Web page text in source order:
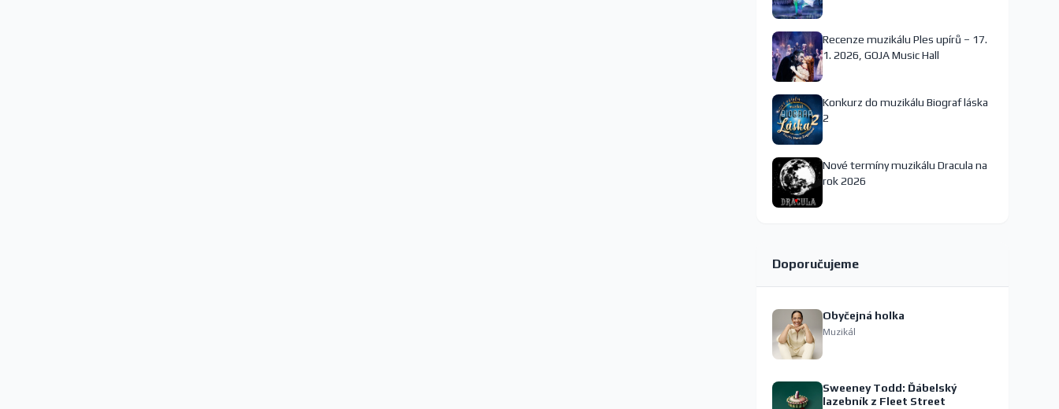
Recenze muzikálu Ples upírů – 17.
1. 2026, GOJA Music Hall
Konkurz do muzikálu Biograf láska
2
Nové termíny muzikálu Dracula na
rok 2026
Doporučujeme
Obyčejná holka
Muzikál
Sweeney Todd: Ďábelský
lazebník z Fleet Street